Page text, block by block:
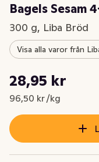
Bagels Sesam
300 g, Liba Bröd
Visa alla varor från
Nuvarande pris är:
28,95 kr
96,50 kr /kg
Styckpris: 96,50 kr /kg